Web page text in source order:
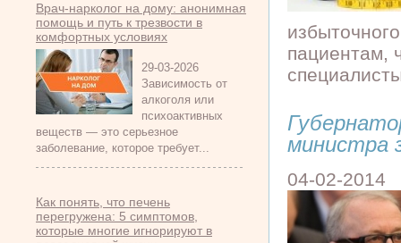
Врач-нарколог на дому: анонимная
помощь и путь к трезвости в
комфортных условиях
29-03-2026
Зависимость от
алкоголя или
психоактивных
веществ — это серьезное
заболевание, которое требует...
Как понять, что печень
перегружена: 5 симптомов,
которые многие игнорируют в
пациентам,
министра
04-02-2014